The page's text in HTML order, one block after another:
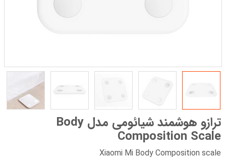
ترازو هوشمند شیائومی مدل Body
Composition Scale
Xiaomi Mi Body Composition scale